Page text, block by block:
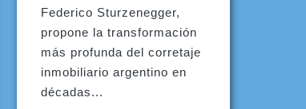
Federico Sturzenegger,
propone la transformación
más profunda del corretaje
inmobiliario argentino en
décadas...